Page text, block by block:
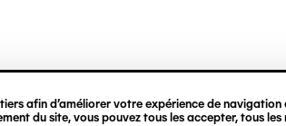
afin d’améliorer votre expérience de
du site, vous pouvez tous les accepter, tous